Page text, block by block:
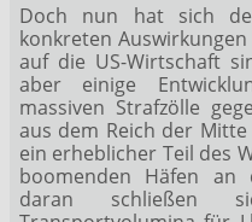
Doch nun hat sich
konkreten
auf die US-Wirtschaft
aber einige
massiven Strafzölle
aus dem Reich der
ein erheblicher Teil des
boomenden Häfen an
daran schließen